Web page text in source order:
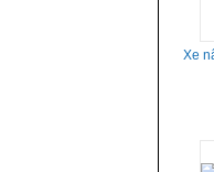
Xe